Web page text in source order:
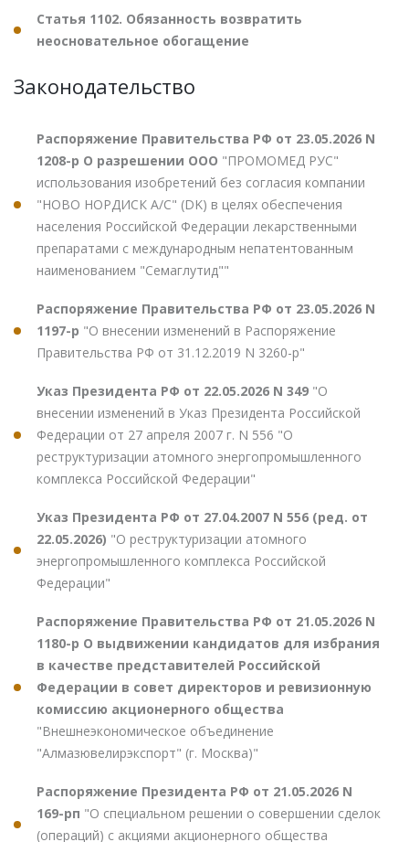
Статья 1102. Обязанность возвратить
неосновательное обогащение
Законодательство
Распоряжение Правительства РФ от 23.05.2026 N
1208-р О разрешении ООО "ПРОМОМЕД РУС"
использования изобретений без согласия компании
"НОВО НОРДИСК А/С" (DK) в целях обеспечения
населения Российской Федерации лекарственными
препаратами с международным непатентованным
наименованием "Семаглутид""
Распоряжение Правительства РФ от 23.05.2026 N
1197-р "О внесении изменений в Распоряжение
Правительства РФ от 31.12.2019 N 3260-р"
Указ Президента РФ от 22.05.2026 N 349 "О
внесении изменений в Указ Президента Российской
Федерации от 27 апреля 2007 г. N 556 "О
реструктуризации атомного энергопромышленного
комплекса Российской Федерации"
Указ Президента РФ от 27.04.2007 N 556 (ред. от
22.05.2026) "О реструктуризации атомного
энергопромышленного комплекса Российской
Федерации"
Распоряжение Правительства РФ от 21.05.2026 N
1180-р О выдвижении кандидатов для избрания
в качестве представителей Российской
Федерации в совет директоров и ревизионную
комиссию акционерного общества
"Внешнеэкономическое объединение
"Алмазювелирэкспорт" (г. Москва)"
Распоряжение Президента РФ от 21.05.2026 N
169-рп "О специальном решении о совершении сделок
(операций) с акциями акционерного общества